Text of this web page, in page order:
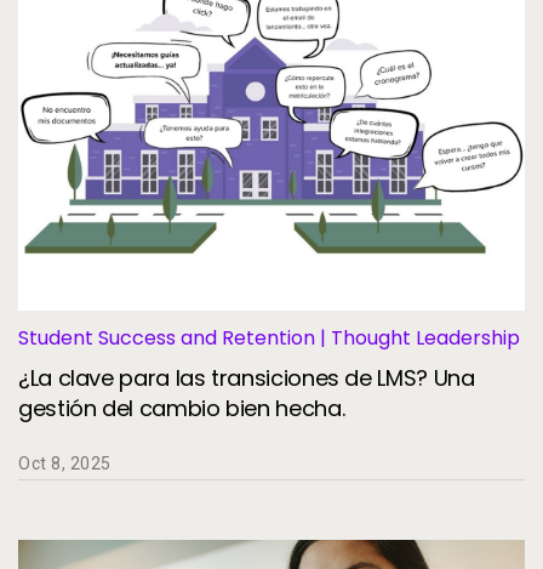
Student Success and Retention | Thought Leadership
¿La clave para las transiciones de LMS? Una
gestión del cambio bien hecha.
Oct 8, 2025